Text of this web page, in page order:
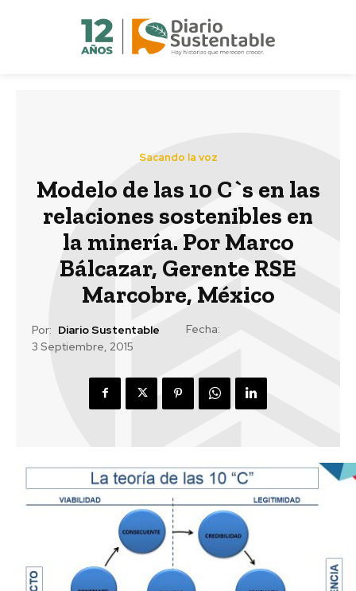
Sacando la voz
Modelo de las 10 C`s en las
relaciones sostenibles en
la minería. Por Marco
Bálcazar, Gerente RSE
Marcobre, México
Por: Diario Sustentable
Fecha:
3 Septiembre, 2015